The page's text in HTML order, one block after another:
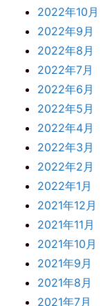
2022年10月
2022年9月
2022年8月
2022年7月
2022年6月
2022年5月
2022年4月
2022年3月
2022年2月
2022年1月
2021年12月
2021年11月
2021年10月
2021年9月
2021年8月
2021年7月